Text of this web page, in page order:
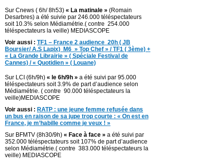
Sur Cnews ( 6h/ 8h53) « La matinale » (Romain
Desarbres) a été suivie par 246.000 téléspectateurs
soit 10.3% selon Médiamétrie.( contre 254.000
téléspectateurs la veille) MEDIASCOPE
Voir aussi : TF1 – France 2 audience 20h ( JB
Boursier/ A.S Lapix) M6 » Top Chef » / TF1 ( 3ème) +
« La Grande Librairie » ( Spéciale Festival de
Cannes) / « Quotidien » ( Louane)
Sur LCI (6h/9h) « le 6h/9h » a été suivi par 95.000
téléspectateurs soit 3.9% de part d’audience selon
Médiamétrie. ( contre 90.000 téléspectateurs la
veille)MEDIASCOPE
Voir aussi : RATP : une jeune femme refusée dans
un bus en raison de sa jupe trop courte : « On est en
France, je m’habille comme je veux ! »
Sur BFMTV (8h30/9h) « Face à face » a été suivi par
352.000 téléspectateurs soit 107% de part d’audience
selon Médiamétrie.( contre 383.000 téléspectateurs la
veille) MEDIASCOPE